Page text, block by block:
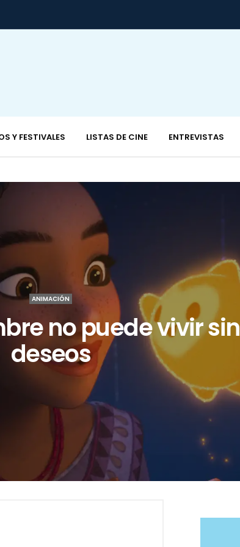
Y FESTIVALES LISTAS DE CINE ENTREVISTAS
ANIMACIÓN
no puede vivir sin
deseos